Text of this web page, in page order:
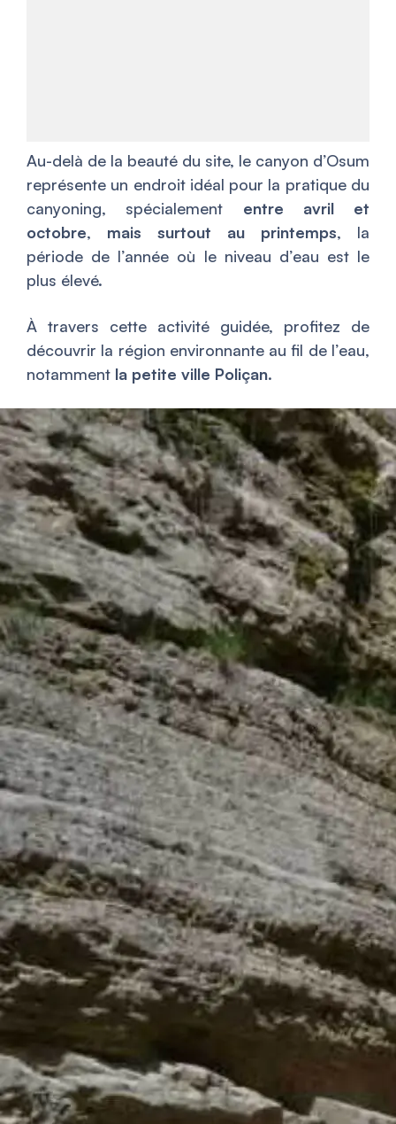
Au-delà de la beauté du site, le canyon d’Osum
représente un endroit idéal pour la pratique du
canyoning, spécialement entre avril et
octobre, mais surtout au printemps, la
période de l’année où le niveau d’eau est le
plus élevé.
À travers cette activité guidée, profitez de
découvrir la région environnante au fil de l’eau,
notamment la petite ville Poliçan.